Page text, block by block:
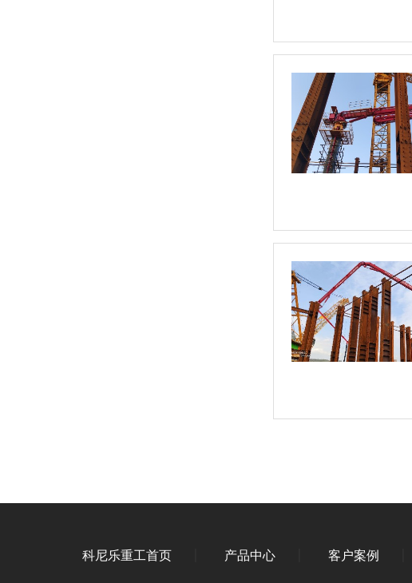
科尼乐重工首页 产品中心 客户案例